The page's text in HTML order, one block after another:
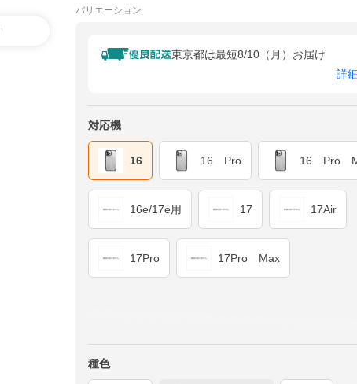
バリエーション
東京都は最短8/10（月）お届け
詳
対応機
16 16 Pro 16 Pro
16e/17e用 17 17Air
17Pro 17Pro Max
種色